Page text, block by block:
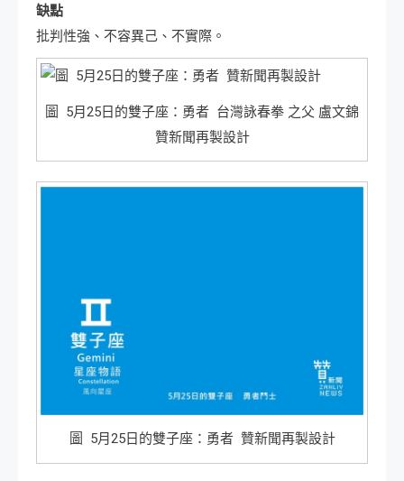
缺點
批判性強、不容異己、不實際。
圖 5月25日的雙子座：勇者 台灣詠春拳 之父 盧文錦
贊新聞再製設計
圖 5月25日的雙子座：勇者 贊新聞再製設計